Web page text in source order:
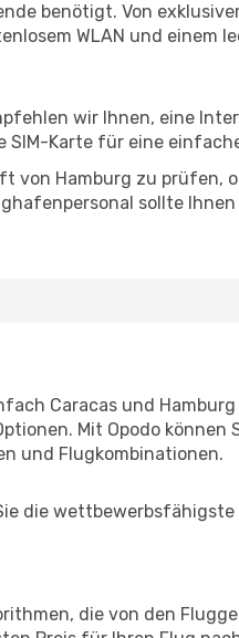
benötigt. Von
WLAN und einem
wir Ihnen, eine
SIM-Karte für eine
von Hamburg zu prüfen,
sollte
Caracas und
Mit Opodo können
und Flugkombinationen.
die
die von den